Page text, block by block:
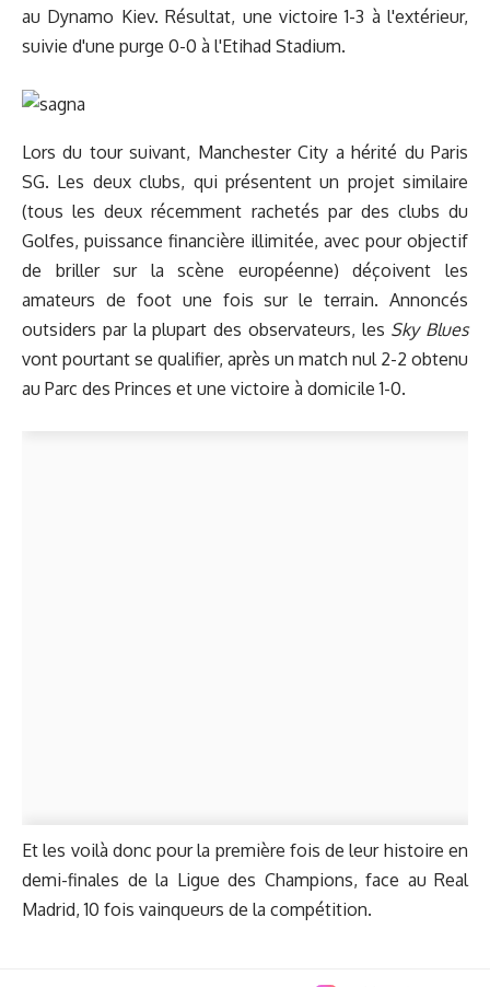
au Dynamo Kiev. Résultat, une victoire 1-3 à l'extérieur,
suivie d'une purge 0-0 à l'Etihad Stadium.
Lors du tour suivant, Manchester City a hérité du Paris
SG. Les deux clubs, qui présentent un projet similaire
(tous les deux récemment rachetés par des clubs du
Golfes, puissance financière illimitée, avec pour objectif
de briller sur la scène européenne) déçoivent les
amateurs de foot une fois sur le terrain. Annoncés
outsiders par la plupart des observateurs, les Sky Blues
vont pourtant se qualifier, après un match nul 2-2 obtenu
au Parc des Princes et une victoire à domicile 1-0.
Et les voilà donc pour la première fois de leur histoire en
demi-finales de la Ligue des Champions, face au Real
Madrid, 10 fois vainqueurs de la compétition.